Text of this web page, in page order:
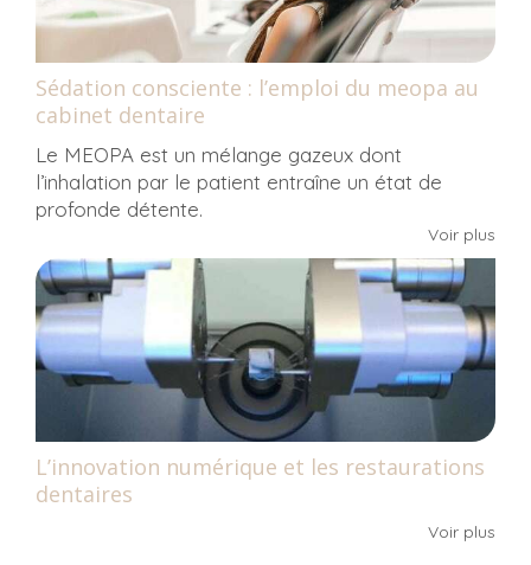
Sédation consciente : l’emploi du meopa au
cabinet dentaire
Le MEOPA est un mélange gazeux dont
l’inhalation par le patient entraîne un état de
profonde détente.
Voir plus
L’innovation numérique et les restaurations
dentaires
Voir plus